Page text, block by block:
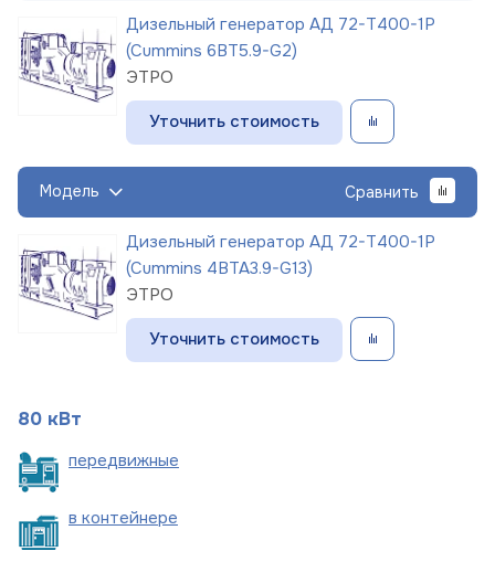
Дизельный генератор АД 72-Т400-1Р
(Cummins 6BT5.9-G2)
ЭТРО
Уточнить стоимость
Модель Сравнить
Дизельный генератор АД 72-Т400-1Р
(Cummins 4BTA3.9-G13)
ЭТРО
Уточнить стоимость
80 кВт
передвижные
в контейнере